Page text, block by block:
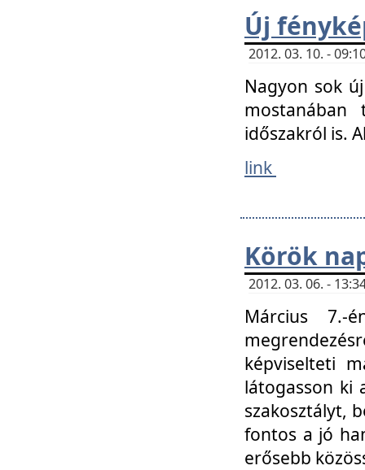
Új
2012. 03. 10. -
Nagyon sok
mostanában
időszakról is.
link
Körök
2012. 03. 06. -
Március 7.-
képviselteti
látogasson ki
szakosztályt,
fontos a jó
erősebb